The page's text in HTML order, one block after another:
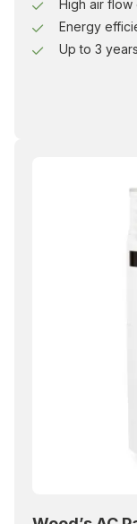
High air flow
Energy
Up to 3